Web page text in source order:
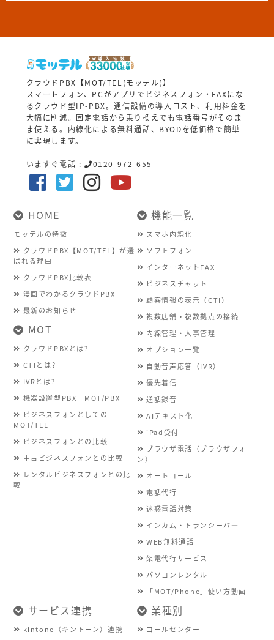
クラウドPBX【MOT/TEL(モッテル)】
スマートフォン、PCがアプリでビジネスフォン・FAXにな
るクラウド型IP-PBX。通信設備の導入コスト、利用料金を
大幅に削減。固定電話から乗り換えでも電話番号がそのま
ま使える。内線化による無料通話、BYODを低価格で簡単
に実現します。
いますぐ電話 : 0120-972-655
HOME
モッテルの特徴
クラウドPBX【MOT/TEL】が選
ばれる理由
クラウドPBX比較表
漫画でわかるクラウドPBX
最新のお知らせ
MOT
クラウドPBXとは?
CTIとは?
IVRとは?
機器設置型PBX「MOT/PBX」
ビジネスフォンとしての
MOT/TEL
ビジネスフォンとの比較
中古ビジネスフォンとの比較
レンタルビジネスフォンとの比
較
機能一覧
スマホ内線化
ソフトフォン
インターネットFAX
ビジネスチャット
顧客情報の表示（CTI）
複数店舗・複数拠点の接続
内線管理・人事管理
オプション一覧
自動音声応答（IVR）
優先着信
通話録音
AIテキスト化
iPad受付
ブラウザ電話（ブラウザフォ
ン）
オートコール
電話代行
迷惑電話対策
インカム・トランシーバ―
WEB無料通話
架電代行サービス
パソコンレンタル
「MOT/Phone」使い方動画
サービス連携
kintone（キントーン）連携
業種別
コールセンター